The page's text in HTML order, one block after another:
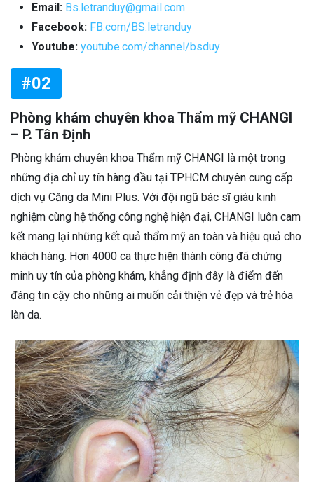
Email: Bs.letranduy@gmail.com
Facebook: FB.com/BS.letranduy
Youtube: youtube.com/channel/bsduy
#02
Phòng khám chuyên khoa Thẩm mỹ CHANGI
– P. Tân Định
Phòng khám chuyên khoa Thẩm mỹ CHANGI là một trong
những địa chỉ uy tín hàng đầu tại TPHCM chuyên cung cấp
dịch vụ Căng da Mini Plus. Với đội ngũ bác sĩ giàu kinh
nghiệm cùng hệ thống công nghệ hiện đại, CHANGI luôn cam
kết mang lại những kết quả thẩm mỹ an toàn và hiệu quả cho
khách hàng. Hơn 4000 ca thực hiện thành công đã chứng
minh uy tín của phòng khám, khẳng định đây là điểm đến
đáng tin cậy cho những ai muốn cải thiện vẻ đẹp và trẻ hóa
làn da.